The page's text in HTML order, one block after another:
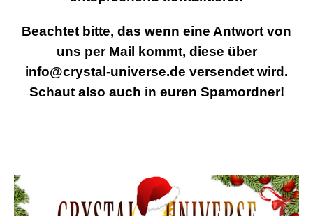
Beachtet bitte, das wenn eine Antwort von
uns per Mail kommt, diese über
info@crystal-universe.de versendet wird.
Schaut also auch in euren Spamordner!